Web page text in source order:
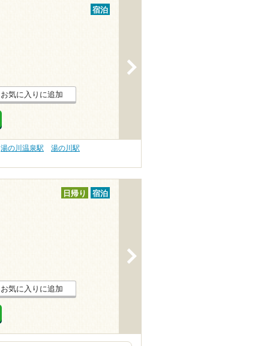
宿泊
お気に入りに追加
湯の川温泉駅
湯の川駅
日帰り 宿泊
お気に入りに追加